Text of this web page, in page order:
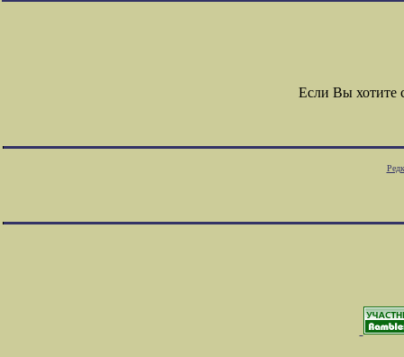
Если Вы хотите